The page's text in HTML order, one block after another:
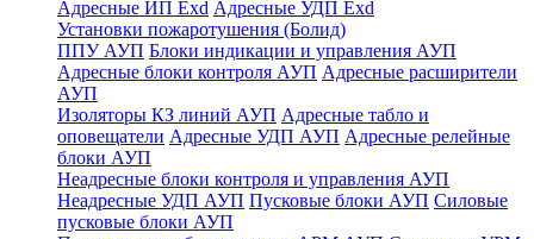
Адресные ИП Exd Адресные УДП Exd
Установки пожаротушения (Болид)
ППУ АУП Блоки индикации и управления АУП
Адресные блоки контроля АУП Адресные расширители
АУП
Изоляторы КЗ линий АУП Адресные табло и
оповещатели Адресные УДП АУП Адресные релейные
блоки АУП
Неадресные блоки контроля и управления АУП
Неадресные УДП АУП Пусковые блоки АУП Силовые
пусковые блоки АУП